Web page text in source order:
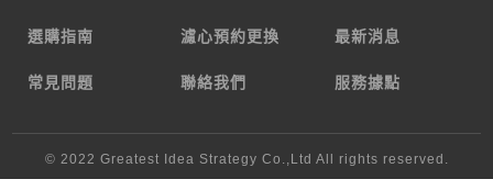
選購指南 濾心預約更換 最新消息
常見問題 聯絡我們 服務據點
© 2022 Greatest Idea Strategy Co.,Ltd All rights reserved.